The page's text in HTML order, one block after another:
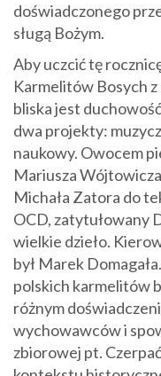
doświadczonego
sługą Bożym.
Aby uczcić tę
Karmelitów Bosych
bliska jest
dwa projekty:
naukowy. Owocem
Mariusza
Michała Zatora do
OCD, zatytułowany
wielkie dzieło.
był Marek
polskich karmelitów
różnym
wychowawców i
zbiorowej pt.